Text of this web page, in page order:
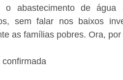
o abastecimento de
sem falar nos baixos
as famílias pobres. Ora,
confirmada